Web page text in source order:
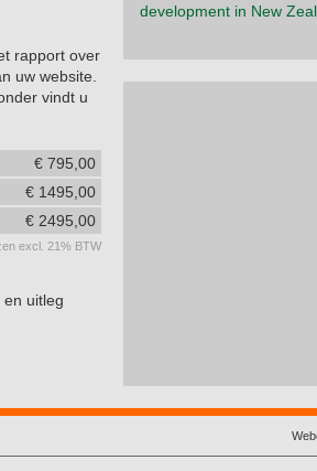
rapport over
uw website.
vindt u
€ 795,00
€ 1495,00
€ 2495,00
excl. 21% BTW
uitleg
development in New